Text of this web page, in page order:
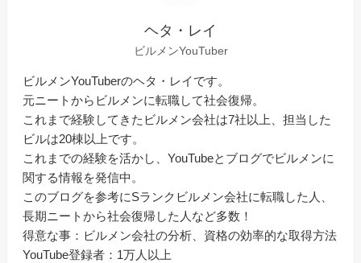
ヘタ・レイ
ビルメンYouTuber
ビルメンYouTuberのヘタ・レイです。
元ニートからビルメンに転職して社会復帰。
これまで経験してきたビルメン会社は7社以上、担当した
ビルは20棟以上です。
これまでの経験を活かし、YouTubeとブログでビルメンに
関する情報を発信中。
このブログを参考にSランクビルメン会社に転職した人、
長期ニートから社会復帰した人など多数！
得意な事：ビルメン会社の分析、資格の効率的な取得方法
YouTube登録者：1万人以上